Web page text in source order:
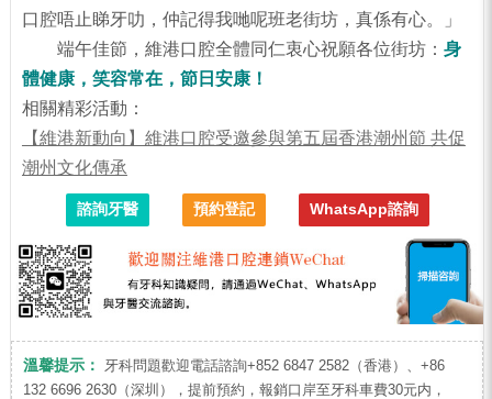
口腔唔止睇牙叻，仲記得我哋呢班老街坊，真係有心。」
端午佳節，維港口腔全體同仁衷心祝願各位街坊： 身
體健康，笑容常在，節日安康！
相關精彩活動：
【維港新動向】維港口腔受邀參與第五屆香港潮州節 共促
潮州文化傳承
諮詢牙醫 預約登記 WhatsApp諮詢
溫馨提示：
牙科問題歡迎電話諮詢+852 6847 2582（香港）、+86
132 6696 2630（深圳），提前預約，報銷口岸至牙科車費30元内，